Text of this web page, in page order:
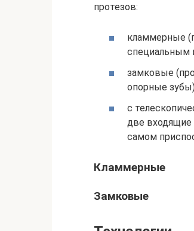
протезов:
кламмерные
специальным
замковые
опорные
с
две входящие
самом
Кламмерные
Замковые